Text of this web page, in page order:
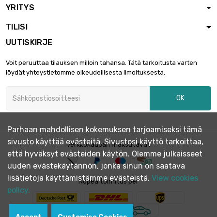
YRITYS
TILISI
UUTISKIRJE
Voit peruuttaa tilauksen milloin tahansa. Tätä tarkoitusta varten
löydät yhteystietomme oikeudellisesta ilmoituksesta.
OK
Verkkokaupan maksutavat
Nopea toimitus per
Parhaan mahdollisen kokemuksen tarjoamiseksi tämä
sivusto käyttää evästeitä. Sivustosi käyttö tarkoittaa,
että hyväksyt evästeiden käytön. Olemme julkaisseet
uuden evästekäytännön, jonka sinun on saatava
lisätietoja käyttämistämme evästeistä. View cookies
policy.